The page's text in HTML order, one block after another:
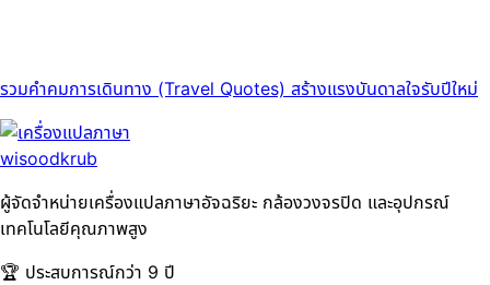
รวมคำคมการเดินทาง (Travel Quotes) สร้างแรงบันดาลใจรับปีใหม่
ผู้จัดจำหน่ายเครื่องแปลภาษาอัจฉริยะ กล้องวงจรปิด และอุปกรณ์
เทคโนโลยีคุณภาพสูง
🏆 ประสบการณ์กว่า 9 ปี